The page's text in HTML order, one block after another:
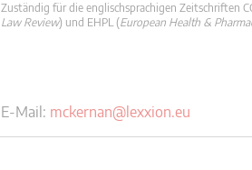
Zuständig für die englischsprachigen Zeitschriften
Law Review) und EHPL (European Health &
E-Mail: mckernan@lexxion.eu